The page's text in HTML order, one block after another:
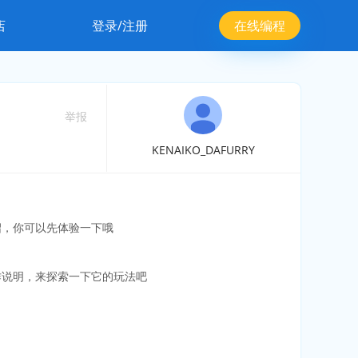
登录/注册 在线编程
举报
KENAIKO_DAFURRY
你可以先体验一下哦
明，来探索一下它的玩法吧